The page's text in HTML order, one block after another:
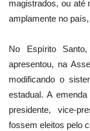
magistrados, ou até
amplamente no
No Espírito
apresentou, na
modificando o
estadual. A
presidente, vice-
fossem eleitos pelo